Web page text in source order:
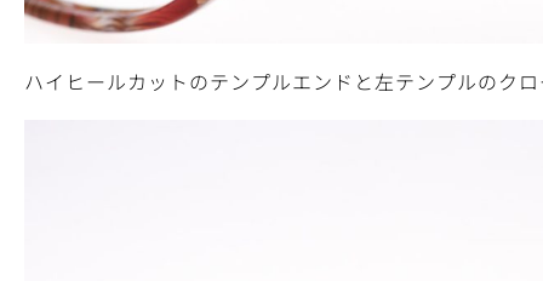
ハイヒールカットのテンプルエンドと左テンプルのク